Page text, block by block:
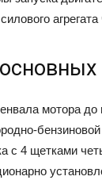
мотора
с 4 щетками